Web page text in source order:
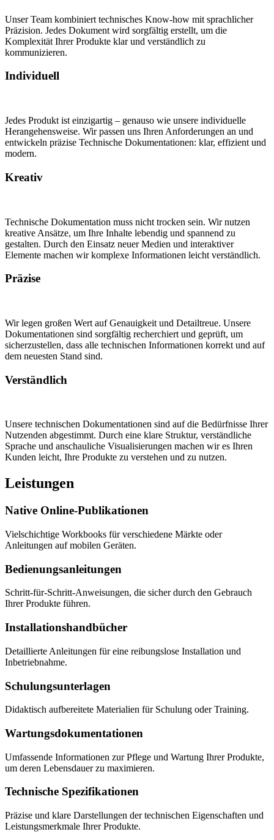
Unser Team kombiniert technisches Know-how mit sprachlicher
Präzision. Jedes Dokument wird sorgfältig erstellt, um die
Komplexität Ihrer Produkte klar und verständlich zu
kommunizieren.
Individuell
Jedes Produkt ist einzigartig – genauso wie unsere individuelle
Herangehensweise. Wir passen uns Ihren Anforderungen an und
entwickeln präzise Technische Dokumentationen: klar, effizient und
modern.
Kreativ
Technische Dokumentation muss nicht trocken sein. Wir nutzen
kreative Ansätze, um Ihre Inhalte lebendig und spannend zu
gestalten. Durch den Einsatz neuer Medien und interaktiver
Elemente machen wir komplexe Informationen leicht verständlich.
Präzise
Wir legen großen Wert auf Genauigkeit und Detailtreue. Unsere
Dokumentationen sind sorgfältig recherchiert und geprüft, um
sicherzustellen, dass alle technischen Informationen korrekt und auf
dem neuesten Stand sind.
Verständlich
Unsere technischen Dokumentationen sind auf die Bedürfnisse Ihrer
Nutzenden abgestimmt. Durch eine klare Struktur, verständliche
Sprache und anschauliche Visualisierungen machen wir es Ihren
Kunden leicht, Ihre Produkte zu verstehen und zu nutzen.
Leistungen
Native Online-Publikationen
Vielschichtige Workbooks für verschiedene Märkte oder
Anleitungen auf mobilen Geräten.
Bedienungsanleitungen
Schritt-für-Schritt-Anweisungen, die sicher durch den Gebrauch
Ihrer Produkte führen.
Installations­hand­bücher
Detaillierte Anleitungen für eine reibungslose Installation und
Inbetriebnahme.
Schulungsunterlagen
Didaktisch aufbereitete Materialien für Schulung oder Training.
Wartungs­dokumentationen
Umfassende Informationen zur Pflege und Wartung Ihrer Produkte,
um deren Lebensdauer zu maximieren.
Technische Spezifikationen
Präzise und klare Darstellungen der technischen Eigenschaften und
Leistungsmerkmale Ihrer Produkte.